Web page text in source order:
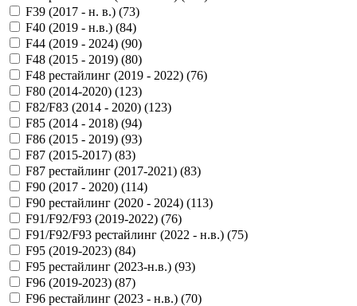
F39 (2017 - н. в.) (73)
F40 (2019 - н.в.) (84)
F44 (2019 - 2024) (90)
F48 (2015 - 2019) (80)
F48 рестайлинг (2019 - 2022) (76)
F80 (2014-2020) (123)
F82/F83 (2014 - 2020) (123)
F85 (2014 - 2018) (94)
F86 (2015 - 2019) (93)
F87 (2015-2017) (83)
F87 рестайлинг (2017-2021) (83)
F90 (2017 - 2020) (114)
F90 рестайлинг (2020 - 2024) (113)
F91/F92/F93 (2019-2022) (76)
F91/F92/F93 рестайлинг (2022 - н.в.) (75)
F95 (2019-2023) (84)
F95 рестайлинг (2023-н.в.) (93)
F96 (2019-2023) (87)
F96 рестайлинг (2023 - н.в.) (70)